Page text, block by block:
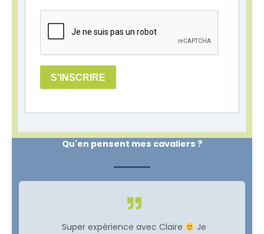
S'INSCRIRE
Qu'en pensent mes cavaliers ?
Super expérience avec Claire
Je